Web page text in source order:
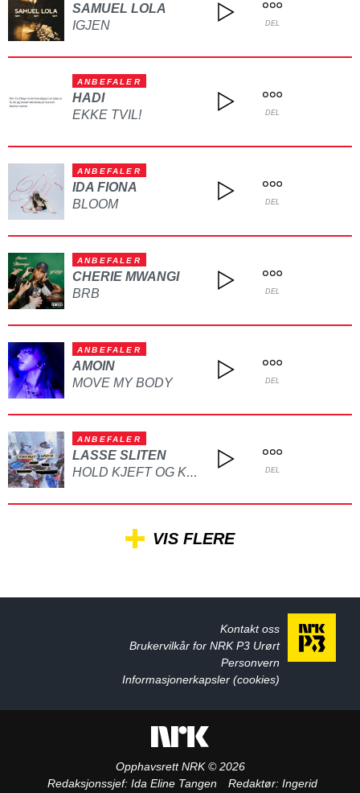
SAMUEL LOLA
IGJEN
DEL
ANBEFALER
HADI
EKKE TVIL!
DEL
ANBEFALER
IDA FIONA
BLOOM
DEL
ANBEFALER
CHERIE MWANGI
BRB
DEL
ANBEFALER
AMOIN
MOVE MY BODY
DEL
ANBEFALER
LASSE SLITEN
HOLD KJEFT OG KYSS MEG DEL
VIS FLERE
Kontakt oss
Brukervilkår for NRK P3 Urørt
Personvern
Informasjonerkapsler (cookies)
Opphavsrett NRK © 2026
Redaksjonssjef: Ida Eline Tangen Redaktør: Ingerid